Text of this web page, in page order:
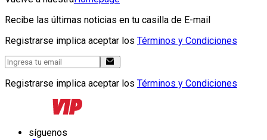
Recibe las últimas noticias en tu casilla de E-mail
Registrarse implica aceptar los Términos y Condiciones
Registrarse implica aceptar los Términos y Condiciones
síguenos